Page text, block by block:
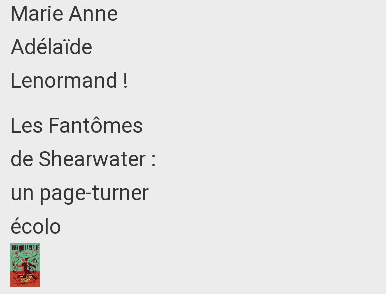
Marie Anne
Adélaïde
Lenormand !
Les Fantômes
de Shearwater :
un page-turner
écolo